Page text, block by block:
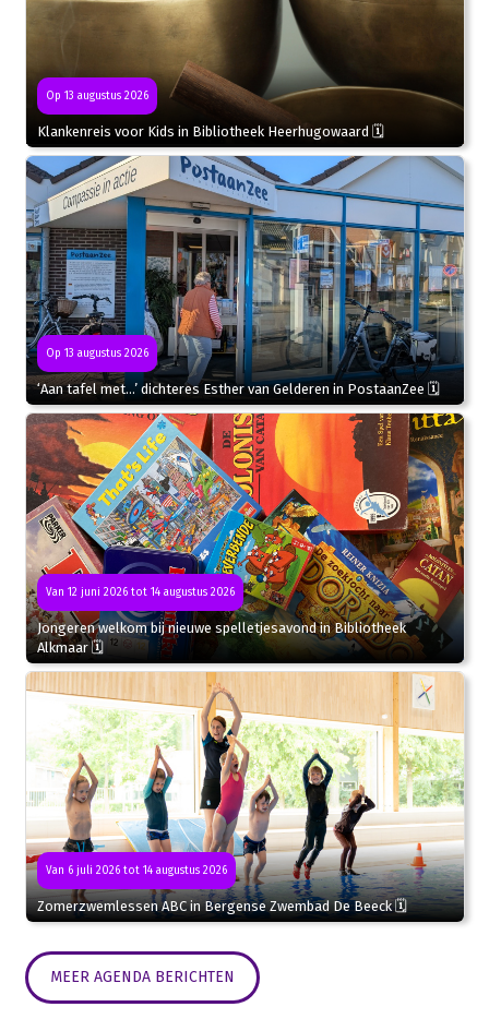
Op 13 augustus 2026
Klankenreis voor Kids in Bibliotheek Heerhugowaard 🗓
Op 13 augustus 2026
‘Aan tafel met…’ dichteres Esther van Gelderen in PostaanZee 🗓
Van 12 juni 2026 tot 14 augustus 2026
Jongeren welkom bij nieuwe spelletjesavond in Bibliotheek
Alkmaar 🗓
Van 6 juli 2026 tot 14 augustus 2026
Zomerzwemlessen ABC in Bergense Zwembad De Beeck 🗓
MEER AGENDA BERICHTEN